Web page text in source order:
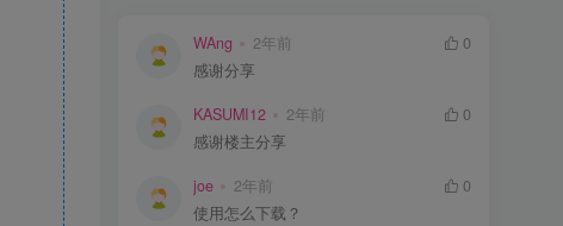
WAng 2年前
0
感谢分享
KASUMI12 2年前
0
感谢楼主分享
joe 2年前
0
使用怎么下载？